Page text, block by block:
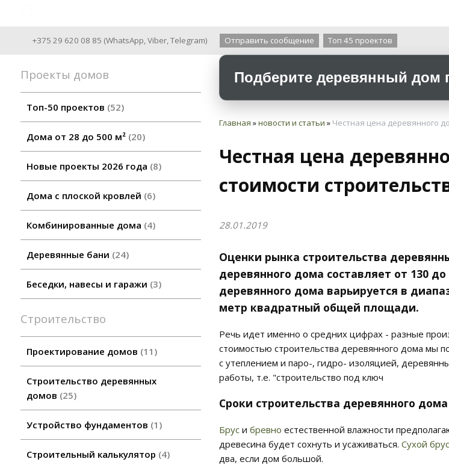
+375 29 620 08 85 (WhatsApp,Viber,Telegram) Отправить сообщение Топ 45 проектов
Проекты домов
Топ-50 проектов 52
Дома от 28 до 500 м² 20
Новые проекты 2026 года 8
Дома с плоской кровлей 6
Комбинированные дома 4
Деревянные бани 24
Беседки, навесы и гаражи 3
Строительство
Проектирование домов 11
Строительство деревянных
домов 25
Устройство фундаментов 1
Строительный калькулятор 4
Подберите деревянный дом
Главная »новости и статьи » Честная цена деревянного
Честная цена
стоимости
28.01.2019
Оценки рынка строительства
деревянного дома составляет от 130
деревянного дома варьируется в
метр квадратный общей площади.
Речь идет именно о средних цифрах - разные
стоимостью строительства деревянного дома мы
с утеплением и паро-, гидро- изоляцией,
работы, т.е. "строительство под ключ
Сроки строительства деревянного
Брус и бревно естественной влажности
древесина будет сохнуть и усаживаться. Сухой брус
два, если дом большой.